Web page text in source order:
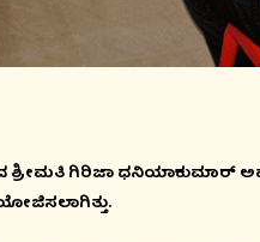
ಶ್ರೀಮತಿ ಗಿರಿಜಾ ಧನಿಯಾಕುಮಾರ್